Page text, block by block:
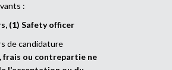
:
(1) Safety officer
de candidature
frais ou contrepartie ne